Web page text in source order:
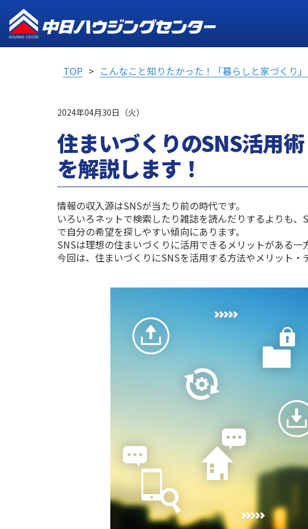
TOP こんなこと知りたかった！「暮らしと家づくり
2024年04月30日（火）
住まいづくりのSNS活用
を解説します！
情報の収入源はSNSが当たり前の時代です。
いろいろネットで検索したり雑誌を読んだりするよりも
で自分の希望を探しやすい傾向にあります。
SNSは理想の住まいづくりに活用できるメリットがある一
今回は、住まいづくりにSNSを活用する方法やメリット・